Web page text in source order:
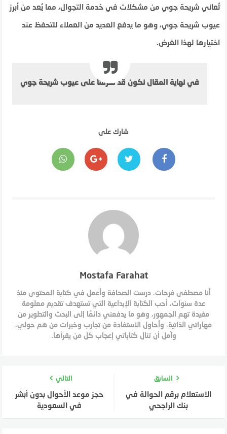
تُعاني شريحة جوي من مشكلات في خدمة التجوال، مما يُعد من أبرز
عيوب شريحة جوي، وهو ما يدفع العديد من العملاء للتحفظ عند
اختيارها لهذا الغرض.
في نهاية المقال نكون قد تعرفنا على عيوب شريحة جوي
شارك على
Mostafa Farahat
أنا مصطفى فرحات، درست الصحافة وأعمل في كتابة المحتوى منذ
عدة سنوات، أحب الكتابة الإبداعية التي تستهدف تقديم معلومة
مفيدة تهم الجمهور، وهو ما يدفعني دائمًا إلى البحث والتطوير من
مهاراتي الذاتية، وأحاول الاستفادة من تجارب وخبرات من هم حولي،
وآمل أن تنال كتاباتي إعجاب كل من يقرأها.
السابق
الاستعلام برقم الحوالة في
بنك الراجحي
التالي
حجز موعد الأحوال بدون أبشر
في السعودية